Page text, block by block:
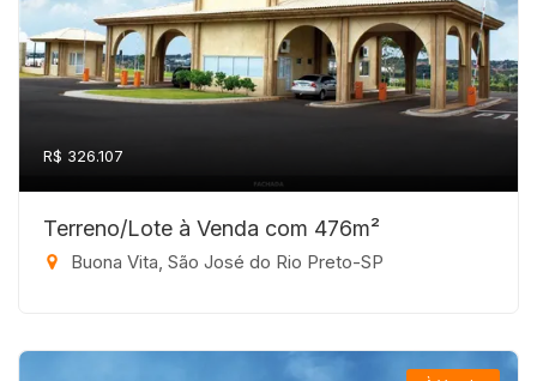
R$ 326.107
Terreno/Lote à Venda com 476m²
Buona Vita, São José do Rio Preto-SP